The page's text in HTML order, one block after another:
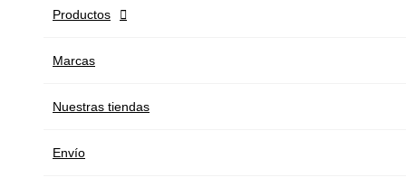
Productos 
Marcas
Nuestras tiendas
Envío